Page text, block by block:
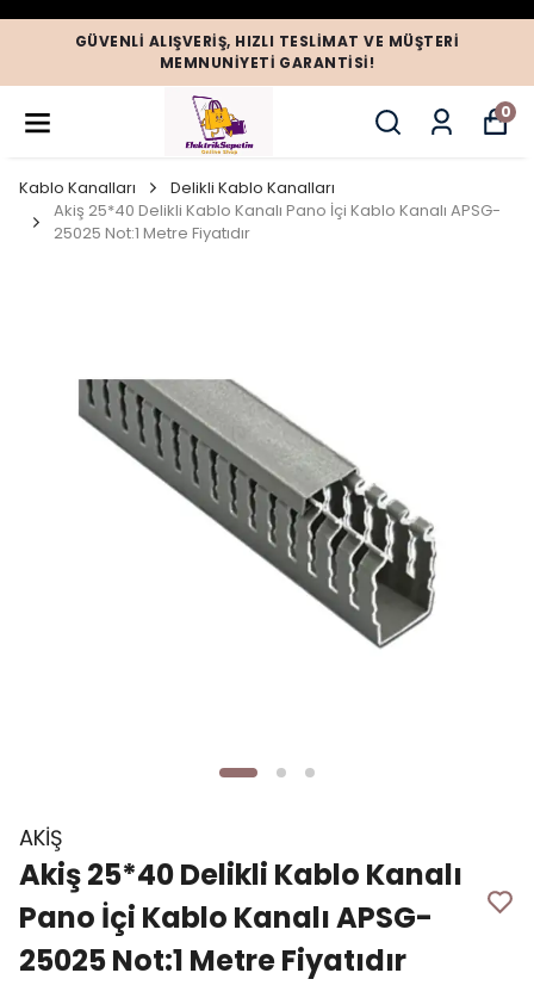
GÜVENLI ALIŞVERIŞ, HIZLI TESLIMAT VE MÜŞTERI
MEMNUNIYETI GARANTISI!
0
Kablo Kanalları
Delikli Kablo Kanalları
Akiş 25*40 Delikli Kablo Kanalı Pano İçi Kablo Kanalı APSG-
25025 Not:1 Metre Fiyatıdır
AKİŞ
Akiş 25*40 Delikli Kablo Kanalı
Pano İçi Kablo Kanalı APSG-
25025 Not:1 Metre Fiyatıdır